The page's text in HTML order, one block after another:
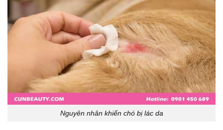
Nguyên nhân khiến chó bị lác da